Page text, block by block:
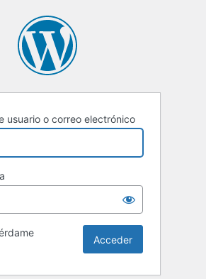
usuario o correo electrónico